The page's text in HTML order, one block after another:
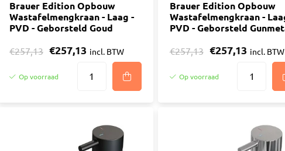
Siliconenkitten
Montagekitten
Toebehoren Kit
Toebehoren Pur
Brauer Edition Opbouw
Wastafelmengkraan - Laag -
PVD - Geborsteld Goud
€257,13 €257,13 incl. BTW
Op voorraad
Brauer Edition Opbouw
Wastafelmengkraan -
PVD - Geborsteld
€257,13 €257,13 incl. BTW
Op voorraad